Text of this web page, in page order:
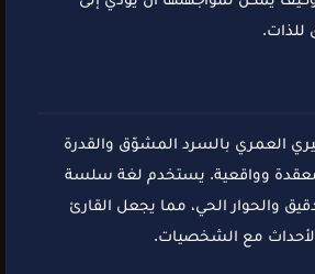
للذات.
العمري بالسرد المشوّق والقدرة
وواقعية. يستخدم لغة سلسة
والحوار الحي، مما يجعل القارئ
مع الشخصيات.